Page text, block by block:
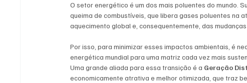
O setor energético é um dos mais poluentes do mundo.
queima de combustíveis, que libera gases poluentes na
aquecimento global e, consequentemente, das mudanças
Por isso, para minimizar esses impactos ambientais, é
energética mundial para uma matriz cada vez mais
Uma grande aliada para essa transição é a Geração
economicamente atrativa e melhor otimizada, que traz